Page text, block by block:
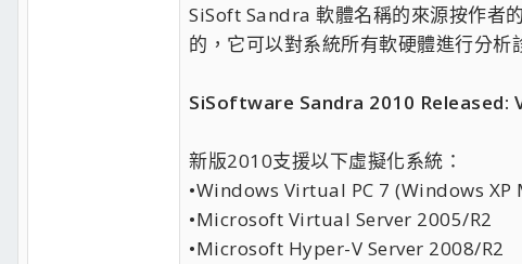
SiSoft Sandra 軟體名稱的來源按作
的，它可以對系統所有軟硬體進行分析
SiSoftware Sandra 2010 Released:
新版2010支援以下虛擬化系統：
•Windows Virtual PC 7 (Windows XP
•Microsoft Virtual Server 2005/R2
•Microsoft Hyper-V Server 2008/R2